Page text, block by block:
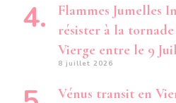
Flammes Jumelles
résister à la
Vierge entre le 9
8 juillet 2026
Vénus transit en